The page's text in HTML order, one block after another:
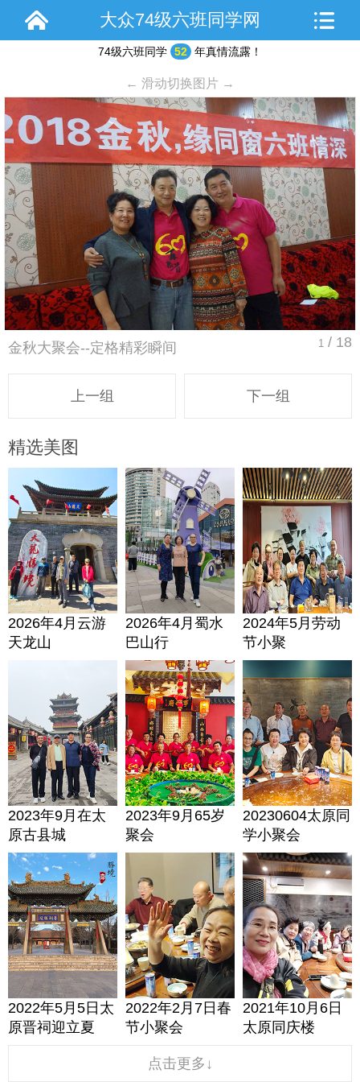
大众74级六班同学网
74级六班同学 52 年真情流露！
← 滑动切换图片 →
1 / 18
金秋大聚会--定格精彩瞬间
上一组 下一组
精选美图
2026年4月云游
天龙山
2026年4月蜀水
巴山行
2024年5月劳动
节小聚
2023年9月在太
原古县城
2023年9月65岁
聚会
20230604太原同
学小聚会
2022年5月5日太
原晋祠迎立夏
2022年2月7日春
节小聚会
2021年10月6日
太原同庆楼
点击更多↓